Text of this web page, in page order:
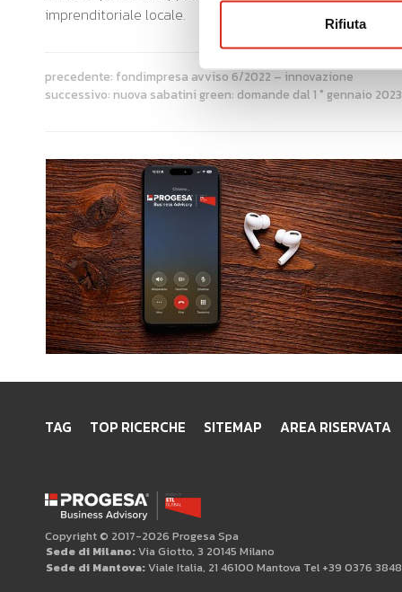
Rifiuta
imprenditoriale locale.
precedente: fondimpresa avviso 6/2022 – innovazione
successivo: nuova sabatini green: domande dal 1 ° gennaio 2023
TAG TOP RICERCHE SITEMAP AREA RISERVATA
Copyright © 2017-2026 Progesa Spa
Sede di Milano:Via Giotto, 3 20145 Milano
Sede di Mantova:Viale Italia, 21 46100 Mantova Tel +39 0376